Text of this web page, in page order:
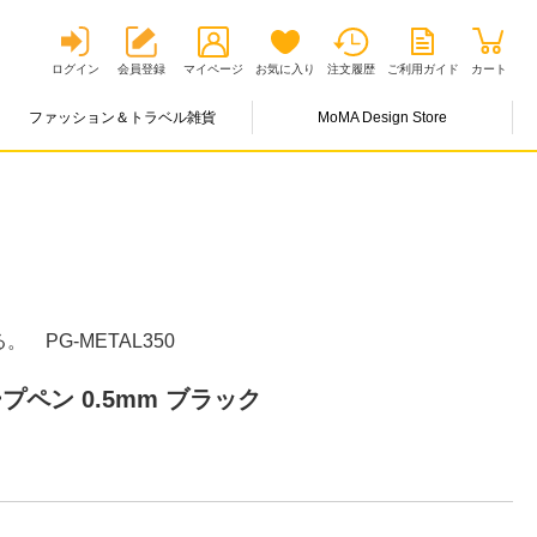
ログイン 会員登録 マイページ お気に入り 注文履歴 ご利用ガイド カート
ファッション＆トラベル雑貨 MoMA Design Store
。 PG-METAL350
ペン 0.5mm ブラック